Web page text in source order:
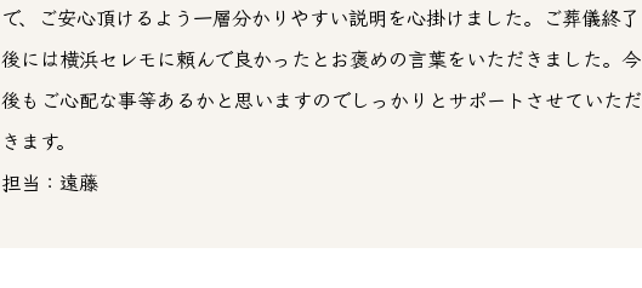
で、ご安心頂けるよう一層分かりやすい説明を心掛けました。ご葬儀終了
後には横浜セレモに頼んで良かったとお褒めの言葉をいただきました。今
後もご心配な事等あるかと思いますのでしっかりとサポートさせていただ
きます。
担当：遠藤